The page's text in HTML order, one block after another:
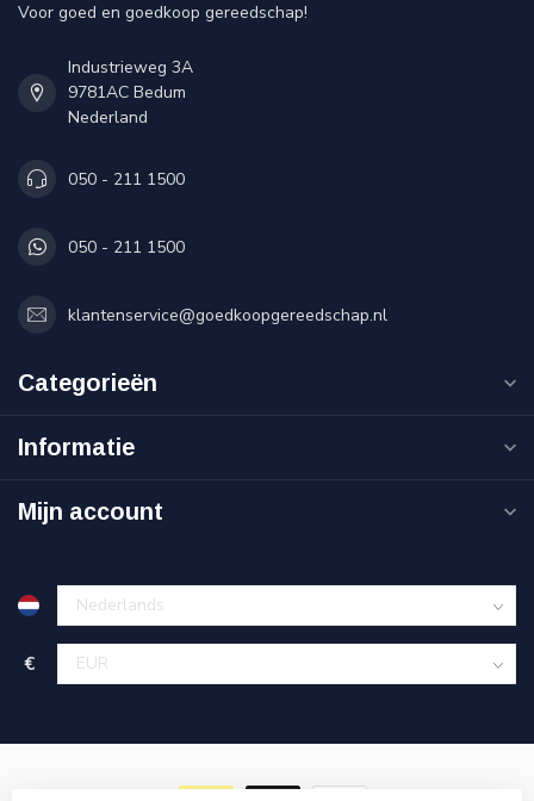
Voor goed en goedkoop gereedschap!
Industrieweg 3A
9781AC Bedum
Nederland
050 - 211 1500
050 - 211 1500
klantenservice@goedkoopgereedschap.nl
Categorieën
Informatie
Mijn account
€